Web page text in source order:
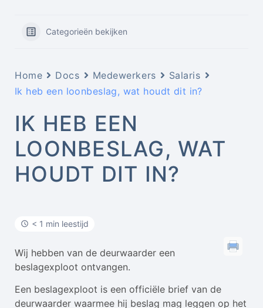
Categorieën bekijken
Home Docs Medewerkers
Salaris
Ik heb een loonbeslag, wat houdt dit in?
IK HEB EEN
LOONBESLAG, WAT
HOUDT DIT IN?
< 1 min leestijd
Wij hebben van de deurwaarder een
beslagexploot ontvangen.
Een beslagexploot is een officiële brief van de
deurwaarder waarmee hij beslag mag leggen op het